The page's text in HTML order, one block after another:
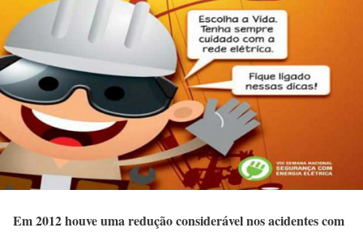
Em 2012 houve uma redução considerável nos acidentes com